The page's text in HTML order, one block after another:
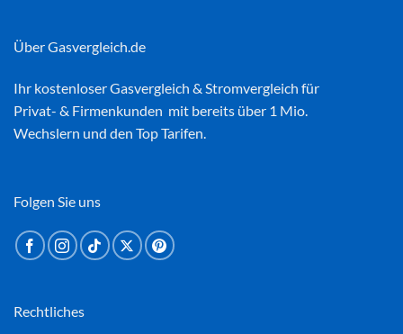
Über Gasvergleich.de
Ihr kostenloserGasvergleich & Stromvergleich für
Privat- & Firmenkunden mit bereits über 1 Mio.
Wechslern und den Top Tarifen.
Rechtliches
Folgen Sie uns